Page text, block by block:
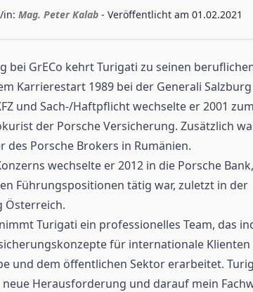
in: Mag. Peter Kalab - Veröffentlicht am 01.02.2021
bei GrECo kehrt Turigati zu seinen
Karrierestart 1989 bei der Generali Salzburg
und Sach-/Haftpflicht wechselte er 2001
der Porsche Versicherung. Zusätzlich
des Porsche Brokers in Rumänien.
wechselte er 2012 in die Porsche
Führungspositionen tätig war, zuletzt in der
Österreich.
Turigati ein professionelles Team, das
für internationale
und dem öffentlichen Sektor erarbeitet.
Herausforderung und darauf mein